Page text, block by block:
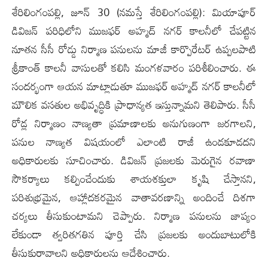
శేరిలింగంప‌ల్లి, జూన్ 30 (న‌మ‌స్తే శేరిలింగంప‌ల్లి): మియాపూర్
డివిజన్ పరిధిలోని ముజ‌ఫర్ అహ్మద్ నగర్ కాలనీలో చేపట్టిన
నూతన సీసీ రోడ్డు నిర్మాణ పనులను మాజీ కార్పొరేటర్ ఉప్పలపాటి
శ్రీకాంత్ కాలనీ వాసులతో కలిసి మంగళవారం పరిశీలించారు. ఈ
సందర్భంగా ఆయన మాట్లాడుతూ ముజ‌ఫర్ అహ్మద్ నగర్ కాలనీలో
మౌలిక వసతుల అభివృద్ధికి ప్రాధాన్యత ఇస్తున్నామని తెలిపారు. సీసీ
రోడ్ల నిర్మాణం నాణ్యతా ప్రమాణాలకు అనుగుణంగా జరగాలని,
పనుల నాణ్యత విషయంలో ఎలాంటి రాజీ ఉండకూడదని
అధికారులకు సూచించారు. డివిజన్ ప్రజలకు మెరుగైన రవాణా
సౌకర్యాలు కల్పించేందుకు శాయశక్తులా కృషి చేస్తానని,
పరిశుభ్రమైన, ఆహ్లాదకరమైన వాతావరణాన్ని అందించే దిశగా
చర్యలు తీసుకుంటామని చెప్పారు. నిర్మాణ పనులను జాప్యం
లేకుండా త్వరితగతిన పూర్తి చేసి ప్రజలకు అందుబాటులోకి
తీసుకురావాలని అధికారులను ఆదేశించారు.